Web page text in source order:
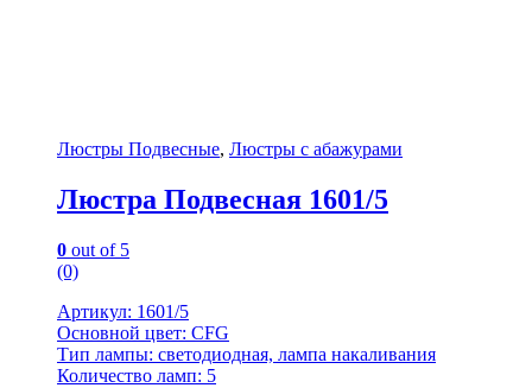
Люстры Подвесные, Люстры с абажурами
Люстра Подвесная 1601/5
0 out of 5
(0)
Артикул: 1601/5
Основной цвет: CFG
Тип лампы: светодиодная, лампа накаливания
Количество ламп: 5